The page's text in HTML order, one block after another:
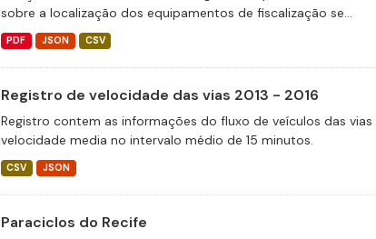
sobre a localização dos equipamentos de fiscalização se...
PDF JSON CSV
Registro de velocidade das vias 2013 - 2016
Registro contem as informações do fluxo de veículos das
velocidade media no intervalo médio de 15 minutos.
CSV JSON
Paraciclos do Recife